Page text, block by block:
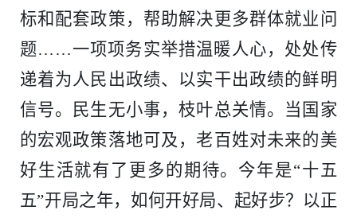
企业
轨道
建筑
桥梁
工程
时政
特色
知识
客户
标和配套政策，帮助解决更多群体就业问
题……一项项务实举措温暖人心，处处传
递着为人民出政绩、以实干出政绩的鲜明
信号。民生无小事，枝叶总关情。当国家
的宏观政策落地可及，老百姓对未来的美
好生活就有了更多的期待。今年是“十五
五”开局之年，如何开好局、起好步？以正